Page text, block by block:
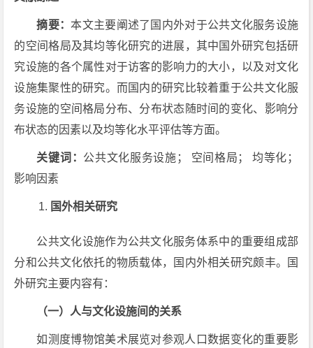
摘要：本文主要阐述了国内外对于公共文化服务设施
的空间格局及其均等化研究的进展，其中国外研究包括研
究设施的各个属性对于访客的影响力的大小，以及对文化
设施集聚性的研究。而国内的研究比较着重于公共文化服
务设施的空间格局分布、分布状态随时间的变化、影响分
布状态的因素以及均等化水平评估等方面。
关键词： 公共文化服务设施； 空间格局； 均等化；
影响因素
国外相关研究
公共文化设施作为公共文化服务体系中的重要组成部
分和公共文化依托的物质载体，国内外相关研究颇丰。国
外研究主要内容有：
（一）人与文化设施间的关系
如测度博物馆美术展览对参观人口数据变化的重要影